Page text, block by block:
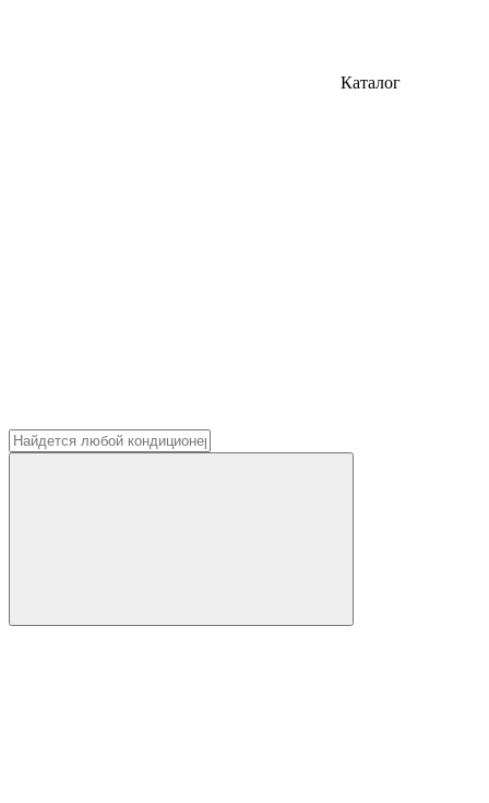
Каталог